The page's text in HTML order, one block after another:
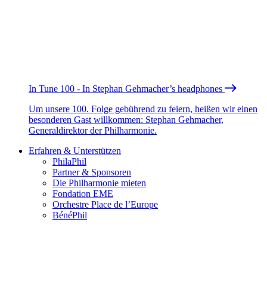
In Tune 100 - In Stephan Gehmacher’s headphones
Um unsere 100. Folge gebührend zu feiern, heißen wir einen
besonderen Gast willkommen: Stephan Gehmacher,
Generaldirektor der Philharmonie.
Erfahren & Unterstützen
PhilaPhil
Partner & Sponsoren
Die Philharmonie mieten
Fondation EME
Orchestre Place de l’Europe
BénéPhil